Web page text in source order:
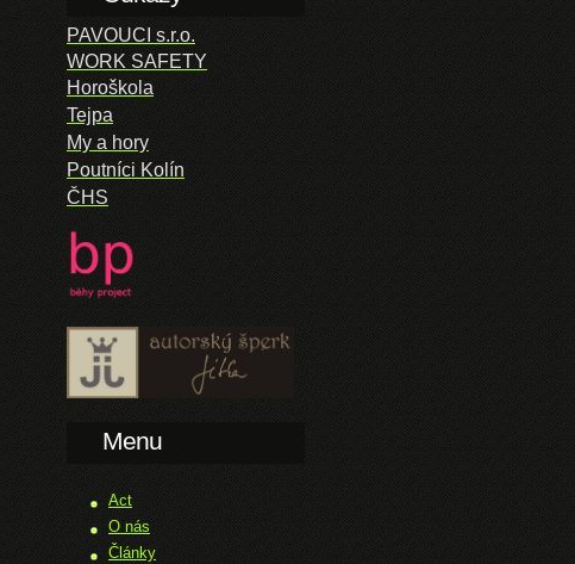
PAVOUCI s.r.o.
WORK SAFETY
Horoškola
Tejpa
My a hory
Poutníci Kolín
ČHS
Menu
Act
O nás
Články